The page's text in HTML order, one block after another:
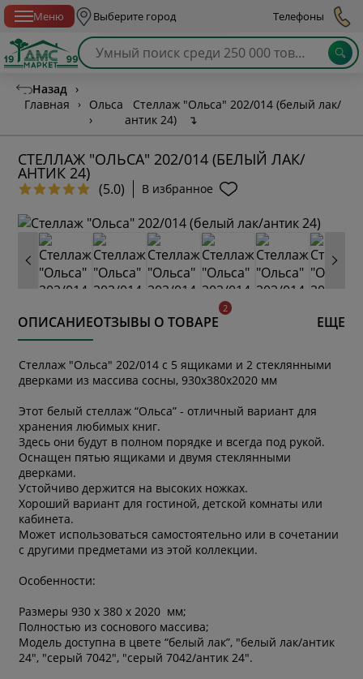
Меню Выберите город Телефоны
Назад ›
Главная
›
Ольса
›
Стеллаж "Ольса" 202/014 (белый лак/
антик 24)
↴
СТЕЛЛАЖ "ОЛЬСА" 202/014 (БЕЛЫЙ ЛАК/
АНТИК 24)
(5.0) В избранное
ОПИСАНИЕОТЗЫВЫ О ТОВАРЕ ЕЩЕ
Стеллаж "Ольса" 202/014 с 5 ящиками и 2 стеклянными
дверками из массива сосны, 930х380х2020 мм
Этот белый стеллаж “Ольса” - отличный вариант для
хранения любимых книг.
Здесь они будут в полном порядке и всегда под рукой.
Оснащен пятью ящиками и двумя стеклянными
дверками.
Устойчиво держится на высоких ножках.
Хороший вариант для гостиной, детской комнаты или
кабинета.
Может использоваться самостоятельно или в сочетании
с другими предметами из этой коллекции.
Особенности:
Размеры 930 х 380 х 2020 мм;
Полностью из соснового массива;
Модель доступна в цвете “белый лак”, "белый лак/антик
24", "серый 7042", "серый 7042/антик 24".